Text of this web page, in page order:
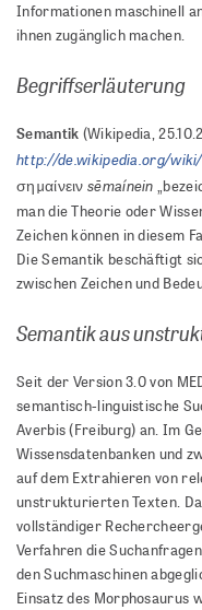
Informationen maschinell
ihnen zugänglich machen.
Begriffserläuterung
Semantik (Wikipedia,
http://de.wikipedia.org/
σημαίνειν sēmaínein
man die Theorie oder
Zeichen können in diesem
Die Semantik beschäftigt
zwischen Zeichen und
Semantik aus
Seit der Version 3.0 von
semantisch-linguistische
Averbis (Freiburg) an. Im
Wissensdatenbanken und
auf dem Extrahieren von
unstrukturierten Texten.
vollständiger
Verfahren die
den Suchmaschinen
Einsatz des Morphosaurus